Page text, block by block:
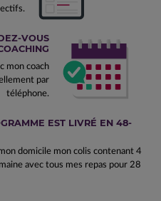
VOUS
mon coach
par
téléphone.
EST LIVRÉ EN 48-
domicile mon colis contenant 4
avec tous mes repas pour 28